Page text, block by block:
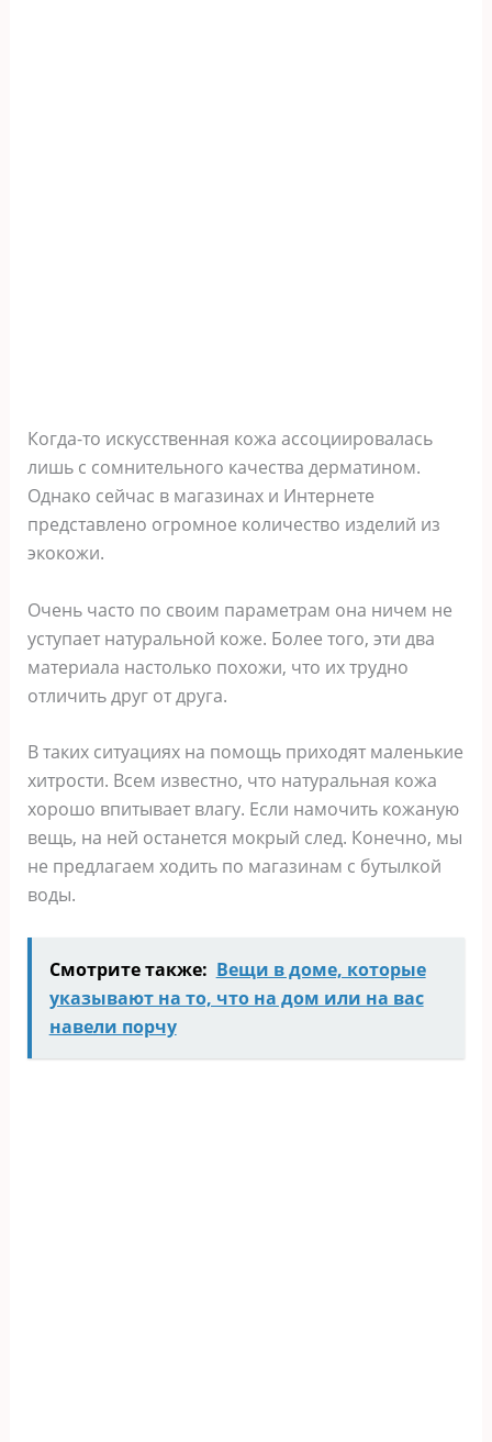
Когда-то искусственная кожа ассоциировалась
лишь с сомнительного качества дерматином.
Однако сейчас в магазинах и Интернете
представлено огромное количество изделий из
экокожи.
Очень часто по своим параметрам она ничем не
уступает натуральной коже. Более того, эти два
материала настолько похожи, что их трудно
отличить друг от друга.
В таких ситуациях на помощь приходят маленькие
хитрости. Всем известно, что натуральная кожа
хорошо впитывает влагу. Если намочить кожаную
вещь, на ней останется мокрый след. Конечно, мы
не предлагаем ходить по магазинам с бутылкой
воды.
Смотрите также: Вещи в доме, которые
указывают на то, что на дом или на вас
навели порчу